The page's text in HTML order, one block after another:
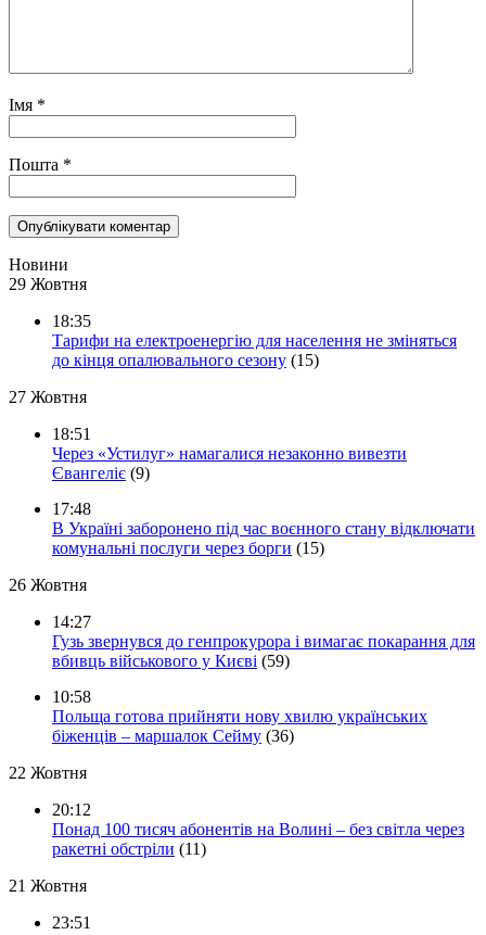
Імя *
Пошта *
Новини
29 Жовтня
18:35
Тарифи на електроенергію для населення не зміняться
до кінця опалювального сезону (15)
27 Жовтня
18:51
Через «Устилуг» намагалися незаконно вивезти
Євангеліє (9)
17:48
В Україні заборонено під час воєнного стану відключати
комунальні послуги через борги (15)
26 Жовтня
14:27
Гузь звернувся до генпрокурора і вимагає покарання для
вбивць військового у Києві (59)
10:58
Польща готова прийняти нову хвилю українських
біженців – маршалок Сейму (36)
22 Жовтня
20:12
Понад 100 тисяч абонентів на Волині – без світла через
ракетні обстріли (11)
21 Жовтня
23:51